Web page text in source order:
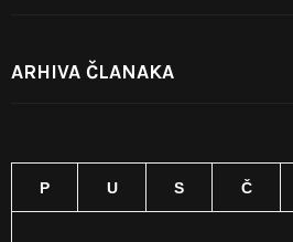
ARHIVA ČLANAKA
P U S Č